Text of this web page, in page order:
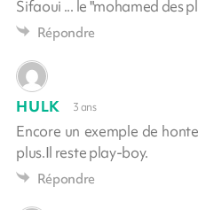
Sifaoui ... le "mohamed des
Répondre
HULK 3 ans
Encore un exemple de
plus.Il reste play-boy.
Répondre